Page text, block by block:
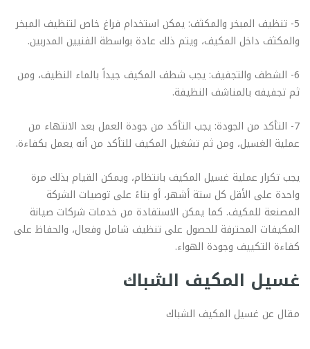
5- تنظيف المبخر والمكثف: يمكن استخدام فراغ خاص لتنظيف المبخر
والمكثف داخل المكيف، ويتم ذلك عادة بواسطة الفنيين المدربين.
6- الشطف والتجفيف: يجب شطف المكيف جيداً بالماء النظيف، ومن
ثم تجفيفه بالمناشف النظيفة.
7- التأكد من الجودة: يجب التأكد من جودة العمل بعد الانتهاء من
عملية الغسيل، ومن ثم تشغيل المكيف للتأكد من أنه يعمل بكفاءة.
يجب تكرار عملية غسيل المكيف بانتظام، ويمكن القيام بذلك مرة
واحدة على الأقل كل ستة أشهر، أو بناءً على توصيات الشركة
المصنعة للمكيف. كما يمكن الاستفادة من خدمات شركات صيانة
المكيفات المحترفة للحصول على تنظيف شامل وفعال، والحفاظ على
كفاءة التكييف وجودة الهواء.
غسيل المكيف الشباك
مقال عن غسيل المكيف الشباك